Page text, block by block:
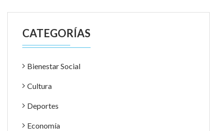
CATEGORÍAS
Bienestar Social
Cultura
Deportes
Economía